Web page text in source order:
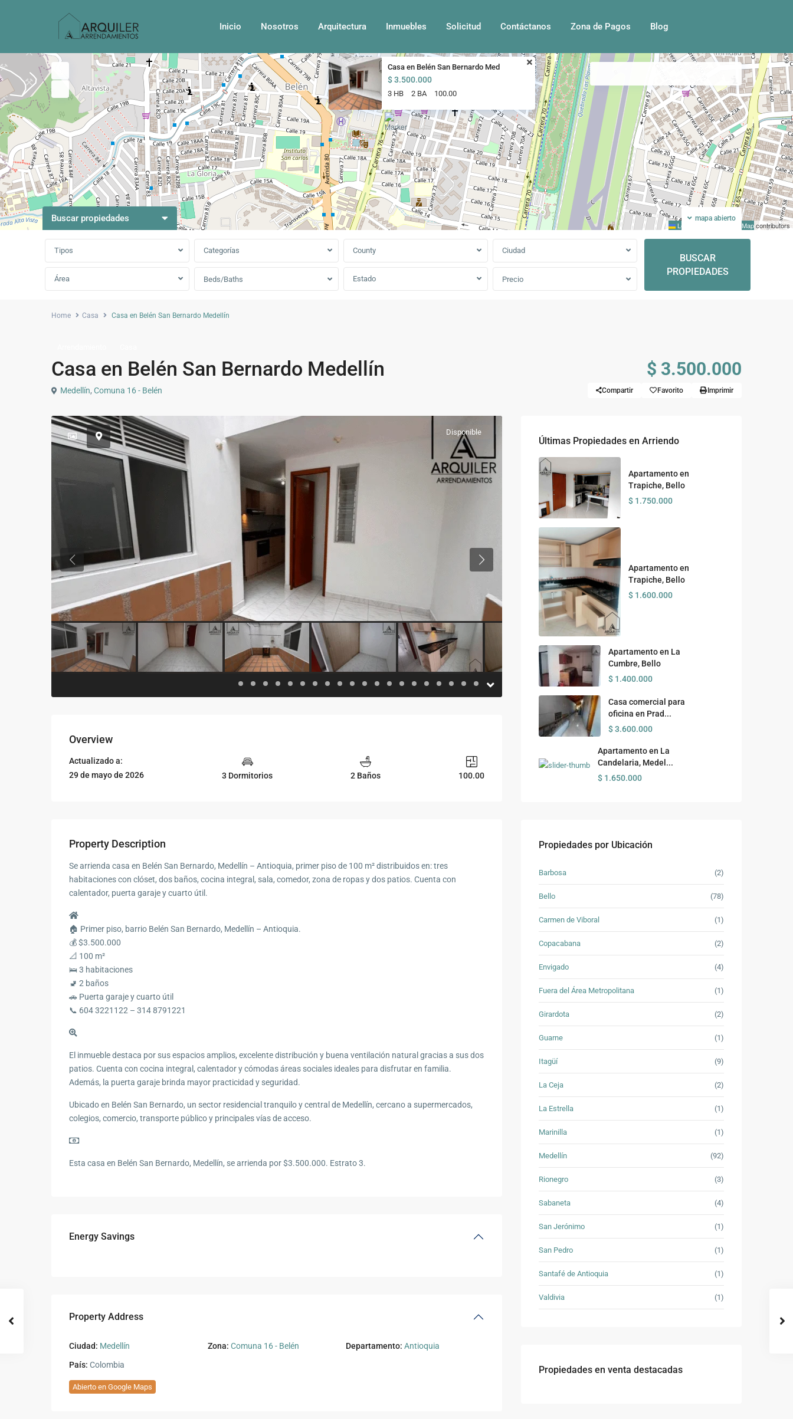
Inicio Nosotros Arquitectura Inmuebles Solicitud Contáctanos Zona de Pagos Blog
Casa en Belén San Bernardo Med
$ 3.500.000
3 HB 2 BA 100.00
Leaflet OpenStreetMapcontributors
mapa abierto
Buscar propiedades
Tipos Categorías County Ciudad
Área Beds/Baths Estado Precio
BUSCAR
PROPIEDADES
Home Casa Casa en Belén San Bernardo Medellín
Casa en Belén San Bernardo Medellín $ 3.500.000
Medellín, Comuna 16 - Belén Compartir Favorito Imprimir
Disponible
Previous Previous
Overview
Actualizado a:
29 de mayo de 2026
3 Dormitorios 2 Baños 100.00
Property Description
Se arrienda casa en Belén San Bernardo, Medellín – Antioquia, primer piso de 100 m² distribuidos en: tres
habitaciones con clóset, dos baños, cocina integral, sala, comedor, zona de ropas y dos patios. Cuenta con
calentador, puerta garaje y cuarto útil.
🏠 Primer piso, barrio Belén San Bernardo, Medellín – Antioquia.
💰 $3.500.000
📐 100 m²
🛌 3 habitaciones
🚽 2 baños
🚗 Puerta garaje y cuarto útil
📞 604 3221122 – 314 8791221
El inmueble destaca por sus espacios amplios, excelente distribución y buena ventilación natural gracias a sus dos
patios. Cuenta con cocina integral, calentador y cómodas áreas sociales ideales para disfrutar en familia.
Además, la puerta garaje brinda mayor practicidad y seguridad.
Ubicado en Belén San Bernardo, un sector residencial tranquilo y central de Medellín, cercano a supermercados,
colegios, comercio, transporte público y principales vías de acceso.
Esta casa en Belén San Bernardo, Medellín, se arrienda por $3.500.000. Estrato 3.
Energy Savings
Property Address
Ciudad: Medellín Zona: Comuna 16 - Belén Departamento: Antioquia
País: Colombia
Abierto en Google Maps
Últimas Propiedades en Arriendo
Apartamento en
Trapiche, Bello
$ 1.750.000
Apartamento en
Trapiche, Bello
$ 1.600.000
Apartamento en La
Cumbre, Bello
$ 1.400.000
Casa comercial para
oficina en Prad...
$ 3.600.000
Apartamento en La
Candelaria, Medel...
$ 1.650.000
Propiedades por Ubicación
Barbosa (2)
Bello (78)
Carmen de Viboral (1)
Copacabana (2)
Envigado (4)
Fuera del Área Metropolitana (1)
Girardota (2)
Guarne (1)
Itagüí (9)
La Ceja (2)
La Estrella (1)
Marinilla (1)
Medellín (92)
Rionegro (3)
Sabaneta (4)
San Jerónimo (1)
San Pedro (1)
Santafé de Antioquia (1)
Valdivia (1)
Propiedades en venta destacadas